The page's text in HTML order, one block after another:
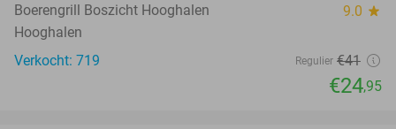
Boerengrill Boszicht Hooghalen 9.0 star
Hooghalen
Verkocht: 719
Regulier €41
€24,95